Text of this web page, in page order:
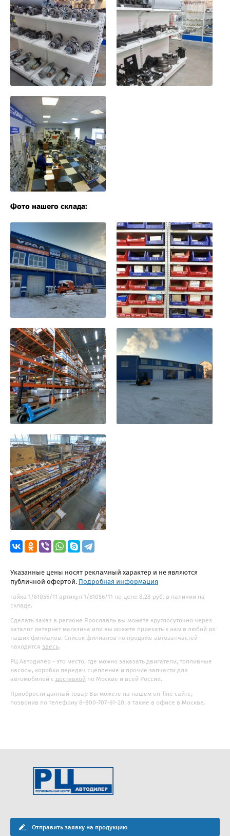
Фото нашего склада:
Указанные цены носят рекламный характер и не являются
публичной офертой. Подробная информация
гайка 1/61056/11 артикул 1/61056/11 по цене 8.28 руб. в наличии на
складе.
Сделать заказ в регионе Ярославль вы можете круглосуточно через
каталог интернет магазина или вы можете приехать к нам в любой из
наших филиалов. Список филиалов по продаже автозапчастей
находятся здесь.
РЦ Автодилер - это место, где можно заказать двигатели, топливные
насосы, коробки передач сцепление и прочие запчасти для
автомобилей с доставкой по Москве и всей России.
Приобрести данный товар Вы можете на нашем on-line сайте,
позвонив по телефону 8-800-707-61-20, а также в офисе в Москве.
Отправить заявку на продукцию